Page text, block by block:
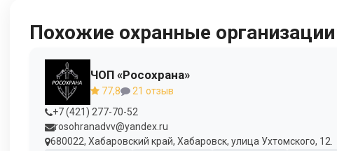
Похожие охранные организации
ЧОП «Росохрана»
77,8
21 отзыв
+7 (421) 277-70-52
rosohranadvv@yandex.ru
680022, Хабаровский край, Хабаровск, улица Ухтомского, 12.